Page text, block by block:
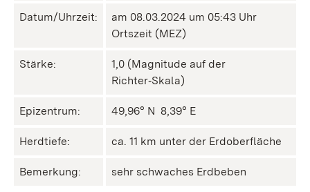
Datum/Uhrzeit:
am 08.03.2024 um 05:43 Uhr
Ortszeit (MEZ)
Stärke:
1,0 (Magnitude auf der
Richter‑Skala)
Epizentrum: 49,96° N ㅤ 8,39° E
Herdtiefe: ca. 11 km unter der Erdoberfläche
Bemerkung: sehr schwaches Erdbeben